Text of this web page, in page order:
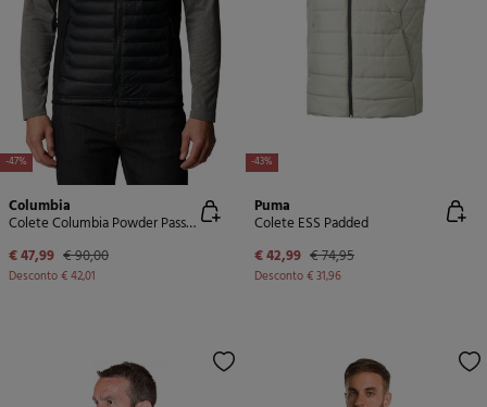
-47%
Columbia
Colete Columbia Powder Pass™ para homem
€ 47,99 € 90,00
Desconto€ 42,01
-43%
Puma
Colete ESS Padded
€ 42,99 € 74,95
Desconto€ 31,96